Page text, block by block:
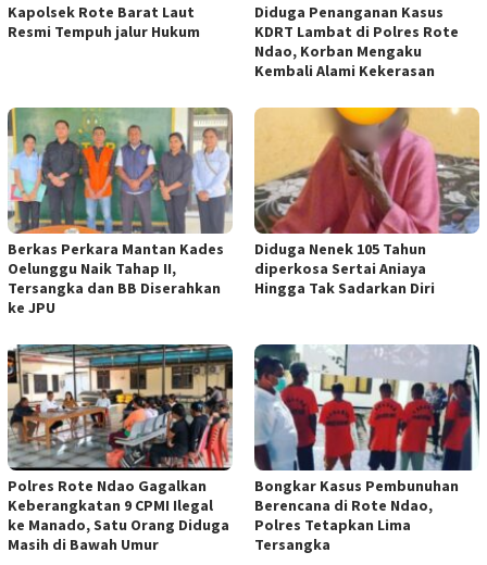
Kapolsek Rote Barat Laut
Resmi Tempuh jalur Hukum
Diduga Penanganan Kasus
KDRT Lambat di Polres Rote
Ndao, Korban Mengaku
Kembali Alami Kekerasan
Berkas Perkara Mantan Kades
Oelunggu Naik Tahap II,
Tersangka dan BB Diserahkan
ke JPU
Diduga Nenek 105 Tahun
diperkosa Sertai Aniaya
Hingga Tak Sadarkan Diri
Polres Rote Ndao Gagalkan
Keberangkatan 9 CPMI Ilegal
ke Manado, Satu Orang Diduga
Masih di Bawah Umur
Bongkar Kasus Pembunuhan
Berencana di Rote Ndao,
Polres Tetapkan Lima
Tersangka